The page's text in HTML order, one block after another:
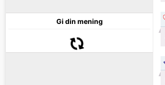
Gi din mening